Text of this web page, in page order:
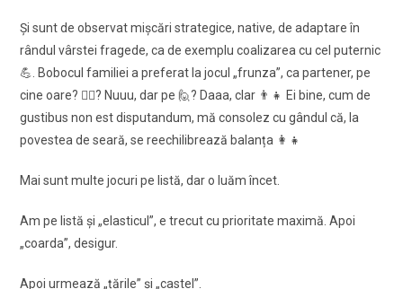
Şi sunt de observat mişcări strategice, native, de adaptare în
rândul vârstei fragede, ca de exemplu coalizarea cu cel puternic
💪. Bobocul familiei a preferat la jocul „frunza”, ca partener, pe
cine oare? 🙋‍♀️? Nuuu, dar pe 🙋? Daaa, clar 👨‍👧 Ei bine, cum de
gustibus non est disputandum, mă consolez cu gândul că, la
povestea de seară, se reechilibrează balanța 👩‍👧
Mai sunt multe jocuri pe listă, dar o luăm încet.
Am pe listă şi „elasticul”, e trecut cu prioritate maximă. Apoi
„coarda”, desigur.
Apoi urmează „țările” şi „castel”.